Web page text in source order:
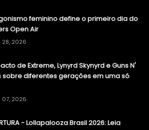
feminino define o primeiro dia do
Open Air
28, 2026
de Extreme, Lynyrd Skynyrd e Guns N'
sobre diferentes gerações em uma só
07, 2026
- Lollapalooza Brasil 2026: Leia